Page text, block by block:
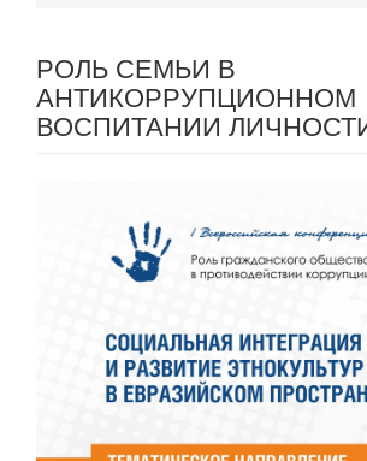
РОЛЬ СЕМЬИ В
АНТИКОРРУПЦИОННОМ
ВОСПИТАНИИ
боковой
панели